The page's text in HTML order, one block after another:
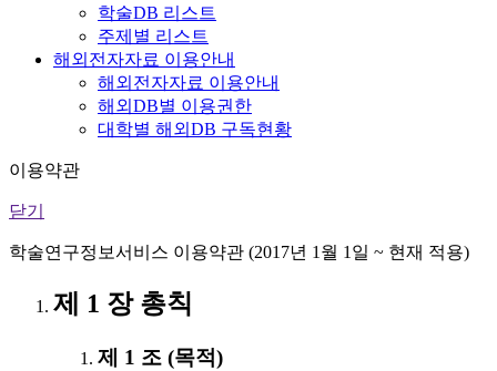
학술DB 리스트
주제별 리스트
해외전자자료 이용안내
해외전자자료 이용안내
해외DB별 이용권한
대학별 해외DB 구독현황
이용약관
닫기
학술연구정보서비스 이용약관 (2017년 1월 1일 ~ 현재 적용)
제 1 장 총칙
제 1 조 (목적)